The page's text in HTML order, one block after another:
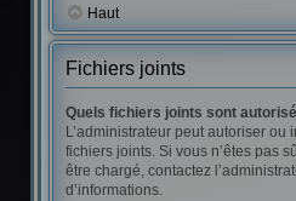
Haut
Fichiers joints
Quels fichiers joints sont
L’administrateur peut autoriser ou
fichiers joints. Si vous n’êtes pas
être chargé, contactez
d’informations.